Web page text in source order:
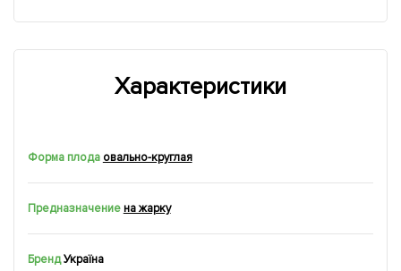
Характеристики
Форма плода овально-круглая
Предназначение на жарку
БрендУкраїна